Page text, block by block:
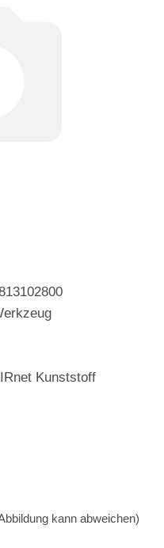
Kunststoff
kann abweichen)